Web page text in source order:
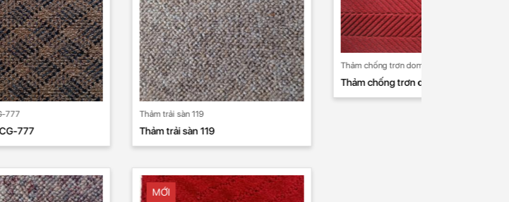
MỚI
Thảm chống trơn domart 13
Thảm chống trơn domart 13